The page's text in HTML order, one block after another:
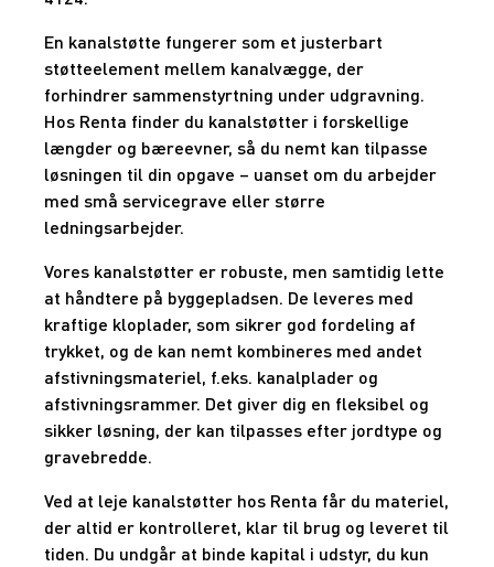
En kanalstøtte fungerer som et justerbart
støtteelement mellem kanalvægge, der
forhindrer sammenstyrtning under udgravning.
Hos Renta finder du kanalstøtter i forskellige
længder og bæreevner, så du nemt kan tilpasse
løsningen til din opgave – uanset om du arbejder
med små servicegrave eller større
ledningsarbejder.
Vores kanalstøtter er robuste, men samtidig lette
at håndtere på byggepladsen. De leveres med
kraftige kloplader, som sikrer god fordeling af
trykket, og de kan nemt kombineres med andet
afstivningsmateriel, f.eks. kanalplader og
afstivningsrammer. Det giver dig en fleksibel og
sikker løsning, der kan tilpasses efter jordtype og
gravebredde.
Ved at leje kanalstøtter hos Renta får du materiel,
der altid er kontrolleret, klar til brug og leveret til
tiden. Du undgår at binde kapital i udstyr, du kun